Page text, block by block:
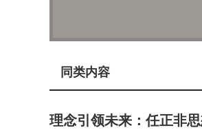
名档等线上触点，形成品牌
更新职位变动、项目成果等
同类内容
理念引领未来：任正非